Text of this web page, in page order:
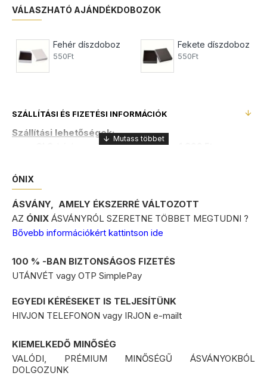
VÁLASZHATÓ AJÁNDÉKDOBOZOK
Fehér díszdoboz
550Ft
Fekete díszdoboz
550Ft
SZÁLLÍTÁSI ÉS FIZETÉSI INFORMÁCIÓK
Szállítási lehetőségek:
házhozszállítás
FOXPOST
szállítási idő 3-4 munkanap)
MPL házhozszállítás2.800 Ft
szállítási idő 4-5 munkanap)+ 990Ft kezelési költség
MPLcsomagautomata
25.000 Ft feletti vásárlás esetén, a
szállítás ingyenes
GLS és FoxPost futárszolgálattal történő szállítás
esetén !
a délelőtt 12 óráig leadott rendelést, a következő
munkanapon kiszállítja
a 12 óra után leadott rendelést, a rendelés napja utáni
ÓNIX
ÁSVÁNY, AMELY ÉKSZERRÉ VÁLTOZOTT
AZ ÓNIX ÁSVÁNYRÓL SZERETNE TÖBBET MEGTUDNI ?
Bővebb információkért kattintson ide
100 % -BAN BIZTONSÁGOS FIZETÉS
UTÁNVÉT vagy OTP SimplePay
EGYEDI KÉRÉSEKET IS TELJESÍTÜNK
HIVJON TELEFONON vagy IRJON e-mailt
KIEMELKEDŐ MINŐSÉG
VALÓDI, PRÉMIUM MINŐSÉGŰ ÁSVÁNYOKBÓL
DOLGOZUNK